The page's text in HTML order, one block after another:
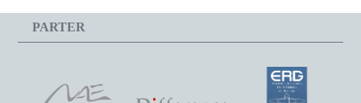
PARTER